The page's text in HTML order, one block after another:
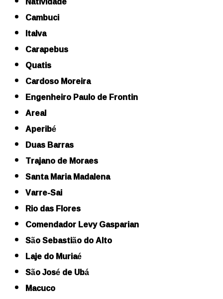
Cambuci
Italva
Carapebus
Quatis
Cardoso Moreira
Engenheiro Paulo de Frontin
Areal
Aperibé
Duas Barras
Trajano de Moraes
Santa Maria Madalena
Varre-Sai
Rio das Flores
Comendador Levy Gasparian
São Sebastião do Alto
Laje do Muriaé
São José de Ubá
Macuco